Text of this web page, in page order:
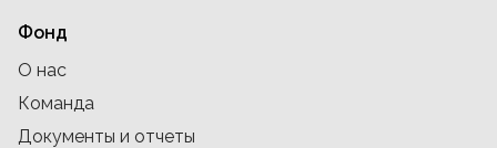
Фонд
О нас
Команда
Документы и отчеты